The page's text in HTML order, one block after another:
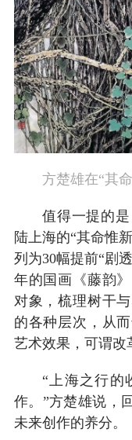
方楚雄在“其
值得一提的
陆上海的“其命惟
列为30幅提前“剧
年的国画《藤韵
对象，梳理树干
的各种层次，从
艺术效果，可谓改
“上海之行的
作。”方楚雄说，
未来创作的养分。